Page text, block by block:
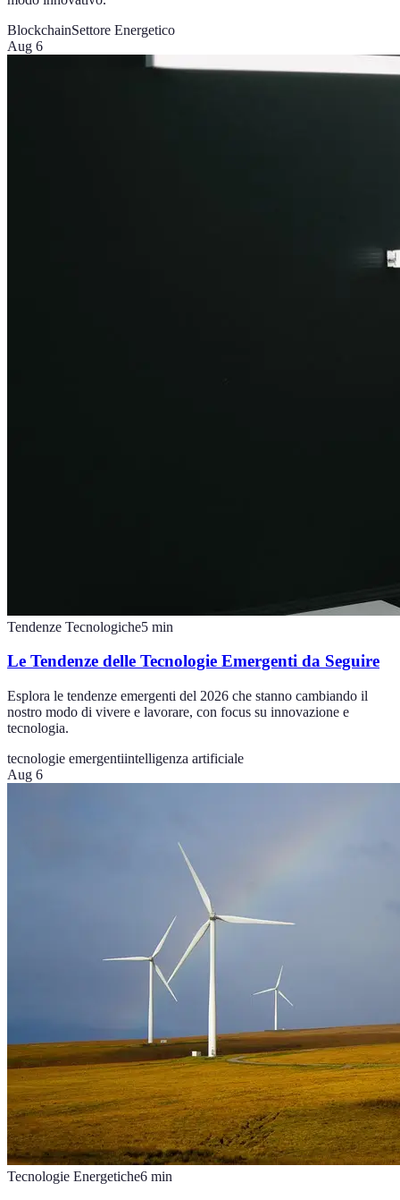
BlockchainSettore Energetico
Aug 6
Tendenze Tecnologiche5 min
Le Tendenze delle Tecnologie Emergenti da Seguire
Esplora le tendenze emergenti del 2026 che stanno cambiando il
nostro modo di vivere e lavorare, con focus su innovazione e
tecnologia.
tecnologie emergentiintelligenza artificiale
Aug 6
Tecnologie Energetiche6 min